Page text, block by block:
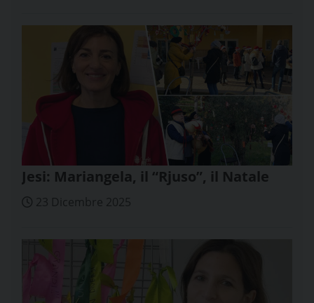
Jesi: Mariangela, il “Rjuso”, il Natale
23 Dicembre 2025